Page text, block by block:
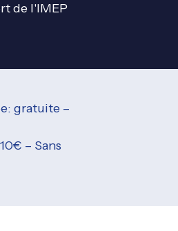
de l'IMEP
gratuite –
– Sans